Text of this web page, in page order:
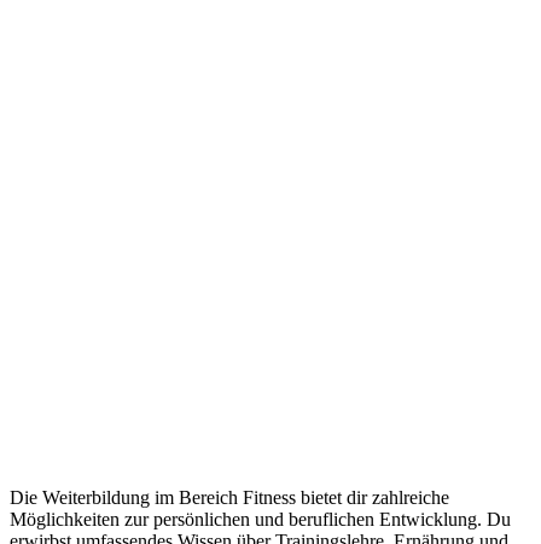
Die Weiterbildung im Bereich Fitness bietet dir zahlreiche
Möglichkeiten zur persönlichen und beruflichen Entwicklung. Du